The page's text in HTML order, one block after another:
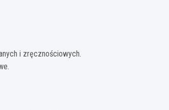
i zręcznościowych.